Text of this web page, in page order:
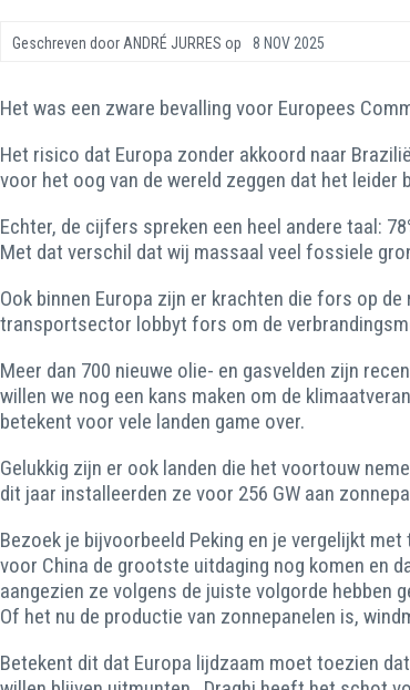
Geschreven door ANDRÉ JURRES op 8 NOV 2025
Het was een zware bevalling voor Europees
Het risico dat Europa zonder akkoord naar
voor het oog van de wereld zeggen dat het
Echter, de cijfers spreken een heel andere taal:
Met dat verschil dat wij massaal veel fossiele
Ook binnen Europa zijn er krachten die fors op
transportsector lobbyt fors om de
Meer dan 700 nieuwe olie- en gasvelden zijn
willen we nog een kans maken om de
betekent voor vele landen game over.
Gelukkig zijn er ook landen die het voortouw
dit jaar installeerden ze voor 256 GW aan
Bezoek je bijvoorbeeld Peking en je vergelijkt
voor China de grootste uitdaging nog komen en
aangezien ze volgens de juiste volgorde
Of het nu de productie van zonnepanelen is,
Betekent dit dat Europa lijdzaam moet toezien